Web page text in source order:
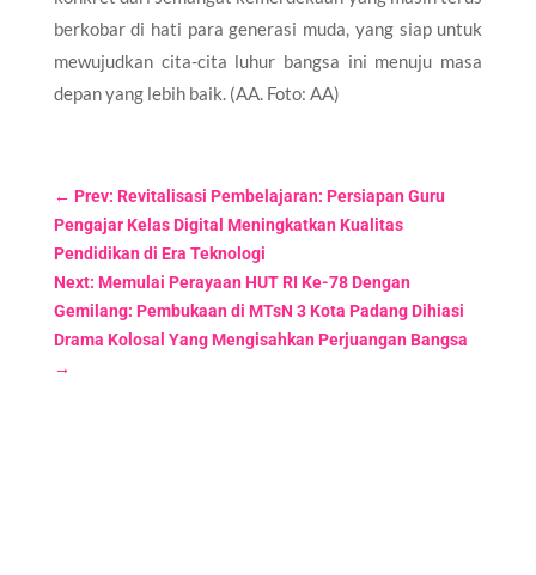
berkobar di hati para generasi muda, yang siap untuk
mewujudkan cita-cita luhur bangsa ini menuju masa
depan yang lebih baik. (AA. Foto: AA)
← Prev: Revitalisasi Pembelajaran: Persiapan Guru
Pengajar Kelas Digital Meningkatkan Kualitas
Pendidikan di Era Teknologi
Next: Memulai Perayaan HUT RI Ke-78 Dengan
Gemilang: Pembukaan di MTsN 3 Kota Padang Dihiasi
Drama Kolosal Yang Mengisahkan Perjuangan Bangsa
→